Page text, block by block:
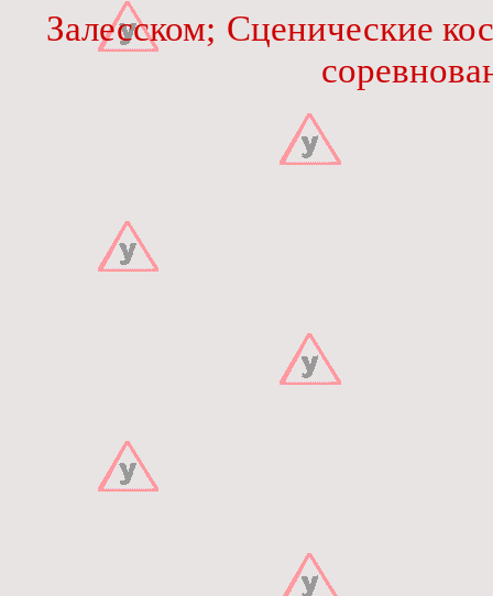
Залесском; Сценические